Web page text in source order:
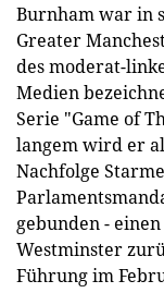
Burnham war in
Greater
des moderat-
Medien
Serie "Game of
langem wird er
Nachfolge
gebunden -
Westminster
Führung im